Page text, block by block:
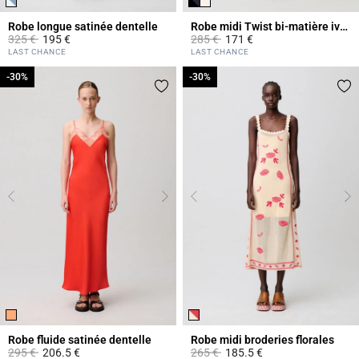
Robe longue satinée dentelle
Prix réduit à partir de
325 €à195 €
4,3 out of 5 Customer Rating
LAST CHANCE
Robe midi Twist bi-matière ivoire
Prix réduit à partir de
285 €à171 €
4,7 out of 5 Customer Rating
LAST CHANCE
Robe fluide satinée dentelle
Prix réduit à partir de
295 €à
-30%
206.5 €
-30%
Robe midi broderies florales
Prix réduit à partir de
265 €à
-30%
185.5 €
-30%